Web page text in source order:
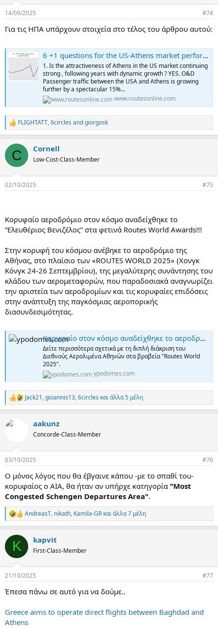
s
14/09/2025 #74
Για τις ΗΠΑ υπάρχουν στοιχεία στο τέλος του άρθρου αυτού:
6 +1 questions for the US-Athens market performance
1. Is the attractiveness of Athens in the US market continuing
strong , following years with dynamic growth ? YES. O&D
Passenger traffic between the USA and Athens is growing
further by a spectacular 15%...
www.routesonline.com
R
e
c
i
s
FLIGHTATT,6circles andgiorgosk
C Cornell
Low-Cost-Class-Member
02/10/2025 #75
Κορυφαίο αεροδρόμιο στον κόσμο αναδείχθηκε το
“Ελευθέριος Βενιζέλος” στα φετινά Routes World Awards!!!
Στην κορυφή του κόσμου ανέβηκε το αεροδρόμιο της
Αθήνας, στο πλαίσιο των «ROUTES WORLD 2025» (Χονγκ
Κόνγκ 24-26 Σεπτεμβρίου), της μεγαλύτερης συνάντησης του
κλάδου των αερομεταφορών, που παραδοσιακά αναγνωρίζει
την αριστεία των αεροδρομίων και τις κορυφαίες επιδόσεις
στην ανάπτυξη της παγκόσμιας αεροπορικής
διασυνδεσιμότητας.
Κορυφαίο στον κόσμο αναδείχθηκε το αεροδρόμιο Αθηνών
Δείτε περισσότερα σχετικά με τη διπλή διάκριση του
Διεθνούς Αερολιμένα Αθηνών στα βραβεία "Routes World
2025".
ypodomes.com
R
e
c
s
Jack21,gioannis13,6circles και άλλα 5 μέλη
aakunz
Concorde-Class-Member
03/10/2025 #76
Ο μόνος λόγος που θα έβγαινε κάπου -με το σπαθί του-
κορυφαίος ο ΑΙΑ, θα ήταν αν υπήρχε κατηγορία "Most
Congested Schengen Departures Area".
R
e
c
i
s
AndreasT, nikath, Kamila-GR και άλλα 7 μέλη
K kapvit
First-Class-Member
21/10/2025 #77
Έπεσα πάνω σε αυτό για να δούμε..
Greece aims to operate direct flights between Baghdad and
Athens